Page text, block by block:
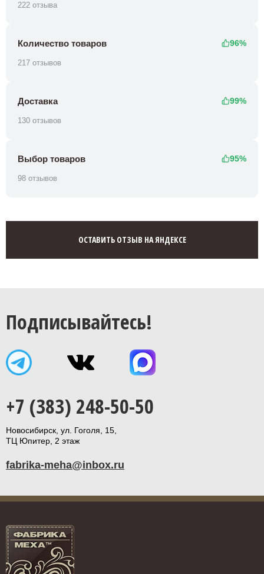
222 отзыва
Количество товаров 96%
217 отзывов
Доставка 99%
130 отзывов
Выбор товаров 95%
98 отзывов
ОСТАВИТЬ ОТЗЫВ НА ЯНДЕКСЕ
Подписывайтесь!
+7 (383) 248-50-50
Новосибирск, ул. Гоголя, 15,
ТЦ Юпитер, 2 этаж
fabrika-meha@inbox.ru